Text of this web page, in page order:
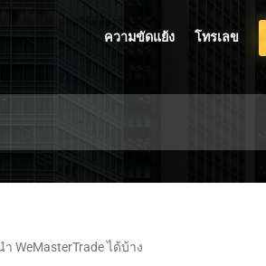
ความขัดแย้ง โทรเลข
WeMasterTrade ได้บ้าง